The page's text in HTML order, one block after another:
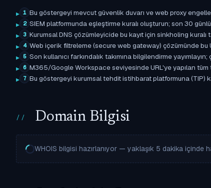
1 Bu göstergeyi mevcut güvenlik duvarı ve web proxy
2 SIEM platformunda eşleştirme kuralı oluşturun; son 30
3 Kurumsal DNS çözümleyicide bu kayıt için sinkholing kuralı
4 Web içerik filtreleme (secure web gateway) çözümünde bu
5 Son kullanıcı farkındalık takımına bilgilendirme
6 M365/Google Workspace seviyesinde URL'ye yapılan tüm
7 Bu göstergeyi kurumsal tehdit istihbarat platformuna (TIP)
Domain Bilgisi
WHOIS bilgisi hazırlanıyor — yaklaşık 5 dakika içinde